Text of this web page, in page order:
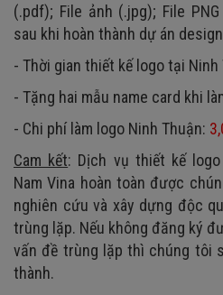
(.pdf); File ảnh (.jpg); File
sau khi hoàn thành dự án
- Thời gian thiết kế logo tại Ninh
- Tặng hai mẫu name card khi
- Chi phí làm logo Ninh Thuận:
Cam kết: Dịch vụ thiết kế
Nam Vina hoàn toàn được
nghiên cứu và xây dựng độc
trùng lặp. Nếu không đăng ký
vấn đề trùng lặp thì chúng tôi
thành.